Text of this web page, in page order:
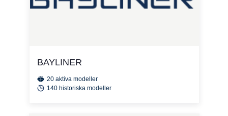
BAYLINER
20 aktiva modeller
140 historiska modeller